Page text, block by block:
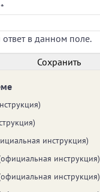
*
в данном поле.
инструкция)
инструкция)
инструкция)